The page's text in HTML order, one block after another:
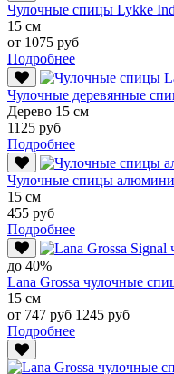
Чулочные спицы Lykke
15 см
от 1075 руб
Подробнее
Чулочные деревянные
Дерево 15 см
1125 руб
Подробнее
Чулочные спицы
15 см
455 руб
Подробнее
до 40%
Lana Grossa чулочные
15 см
от 747 руб 1245 руб
Подробнее